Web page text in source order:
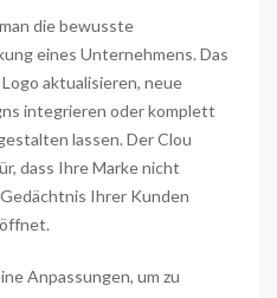
die bewusste
eines Unternehmens. Das
aktualisieren, neue
integrieren oder komplett
lassen. Der Clou
dass Ihre Marke nicht
Ihrer Kunden
Anpassungen, um zu